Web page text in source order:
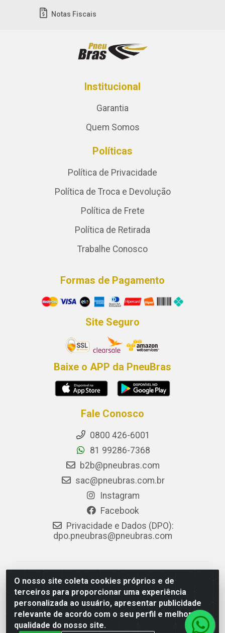
O nosso site coleta cookies próprios e de
terceiros para proporcionar uma experiência
personalizada ao usuário, apresentar publicidade
relevante de acordo com o seu perfil e melhorar a
qualidade do nosso site.
Notas Fiscais
Institucional
Garantia
Quem Somos
Políticas
Política de Privacidade
Política de Troca e Devolução
Política de Frete
Política de Retirada
Trabalhe Conosco
Formas de Pagamento
Site Seguro
Baixe o APP da PneuBras
Fale Conosco
0800 426-6001
81 99286-7368
b2b@pneubras.com
sac@pneubras.com.br
Instagram
Facebook
Privacidade e Dados (DPO):
dpo.pneubras@pneubras.com
PneuBras - Rodovia BR-101, KM 82 - Prazeres,
Jaboatão dos Guararapes/PE - CEP 54.335-000 - CNPJ
08.678.386/0001-05 - Pneubras Comércio de Pneus
Ltda